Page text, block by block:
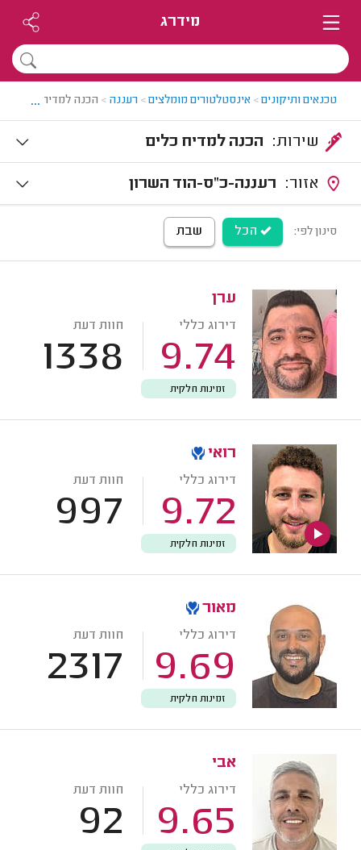
מידרג
טכנאים ותיקונים> אינסטלטורים מומלצים> רעננה > הכנה למדיח כלים
...
הכנה למדיח כלים
רעננה-כ"ס-הוד השרון
סינון לפי: הכל שבת
ערן
דירוג כללי
9.74
חוות דעת
1338
זמינות חלקית
רואי
דירוג כללי
9.72
חוות דעת
997
זמינות חלקית
מאור
דירוג כללי
9.69
חוות דעת
2317
זמינות חלקית
אבי
דירוג כללי
9.65
חוות דעת
92